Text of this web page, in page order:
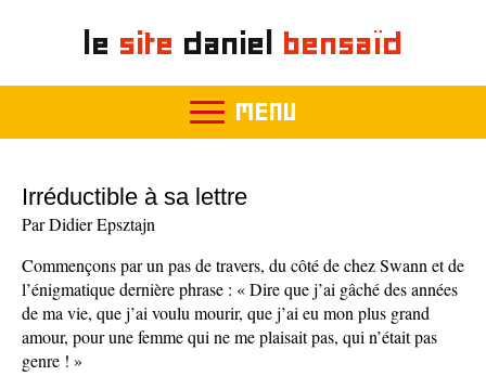
le site daniel bensaïd
MENU
Irréductible à sa lettre
Par Didier Epsztajn
Commençons par un pas de travers, du côté de chez Swann et de
l’énigmatique dernière phrase : « Dire que j’ai gâché des années
de ma vie, que j’ai voulu mourir, que j’ai eu mon plus grand
amour, pour une femme qui ne me plaisait pas, qui n’était pas
genre ! »